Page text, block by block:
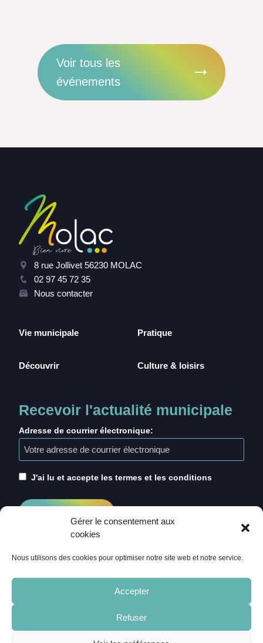
Gérer le consentement aux
cookies
Nous utilisons des cookies pour optimiser notre site web et notre service.
Accepter
Refuser
Voir tous les
événements
8 rue Jollivet 56230 MOLAC
02 97 45 72 35
Nous contacter
Vie municipale
Découvrir
Pratique
Culture & loisirs
Recevoir l'actualité municipale
Adresse de courrier électronique:
J'ai lu et accepte les termes et les conditions
CRÉDITS